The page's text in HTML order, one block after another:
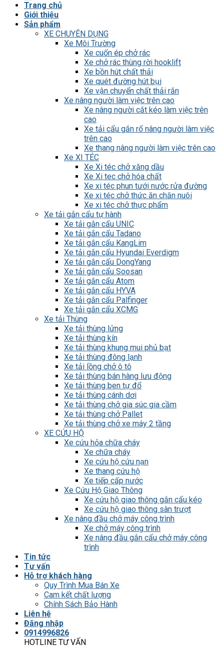
Trang chủ
Giới thiệu
Sản phẩm
XE CHUYÊN DỤNG
Xe Môi Trường
Xe cuốn ép chở rác
Xe chở rác thùng rời hooklift
Xe bồn hút chất thải
Xe quét đường hút bụi
Xe vận chuyển chất thải rắn
Xe nâng người làm việc trên cao
Xe nâng người cắt kéo làm việc trên
cao
Xe tải cẩu gắn rổ nâng người làm việc
trên cao
Xe thang nâng người làm việc trên cao
Xe XI TÉC
Xe Xi téc chở xăng dầu
Xe Xi tec chở hóa chất
Xe xi téc phun tưới nước rửa đường
Xe xi téc chở thức ăn chăn nuôi
Xe xi téc chở thực phẩm
Xe tải gắn cẩu tự hành
Xe tải gắn cẩu UNIC
Xe tải gắn cẩu Tadano
Xe tải gắn cẩu KangLim
Xe tải gắn cẩu Hyundai Everdigm
Xe tải gắn cẩu DongYang
Xe tải gắn cẩu Soosan
Xe tải gắn cẩu Atom
Xe tải gắn cẩu HYVA
Xe tải gắn cẩu Palfinger
Xe tải gắn cẩu XCMG
Xe tải Thùng
Xe tải thùng lửng
Xe tải thùng kín
Xe tải thùng khung mui phủ bạt
Xe tải thùng đông lạnh
Xe tải lồng chở ô tô
Xe tải thùng bán hàng lưu động
Xe tải thùng ben tự đổ
Xe tải thùng cánh dơi
Xe tải thùng chở gia súc gia cầm
Xe tải thùng chở Pallet
Xe tải thùng chở xe máy 2 tầng
XE CỨU HỘ
Xe cứu hỏa chữa cháy
Xe chữa cháy
Xe cứu hộ cứu nạn
Xe thang cứu hộ
Xe tiếp cấp nước
Xe Cứu Hộ Giao Thông
Xe cứu hộ giao thông gắn cẩu kéo
Xe cứu hộ giao thông sàn trượt
Xe nâng đầu chở máy công trình
Xe chở máy công trình
Xe nâng đầu gắn cẩu chở máy công
trình
Tin tức
Tư vấn
Hỗ trợ khách hàng
Quy Trình Mua Bán Xe
Cam kết chất lượng
Chính Sách Bảo Hành
Liên hệ
Đăng nhập
0914996826
HOTLINE TƯ VẤN